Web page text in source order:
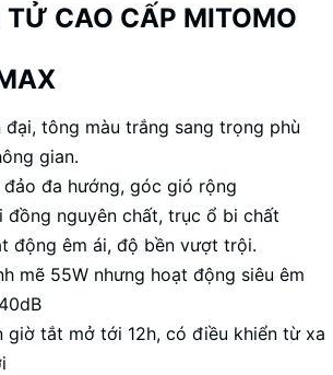
CAO CẤP MITOMO
đại, tông màu trắng sang trọng phù
gian.
đa hướng, góc gió rộng
đồng nguyên chất, trục ổ bi chất
động êm ái, độ bền vượt trội.
mẽ 55W nhưng hoạt động siêu êm
giờ tắt mở tới 12h, có điều khiển từ xa